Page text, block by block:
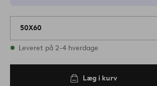
50X60
På lager
Leveret på 2-4 hverdage
Læg i kurv